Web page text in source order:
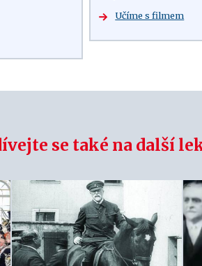
Učíme s filmem
se také na další